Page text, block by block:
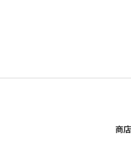
商